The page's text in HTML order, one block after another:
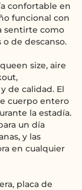
confortable en
funcional con
sentirte como
de descanso.
size, aire
de calidad. El
cuerpo entero
la estadía.
un día
y las
en cualquier
placa de